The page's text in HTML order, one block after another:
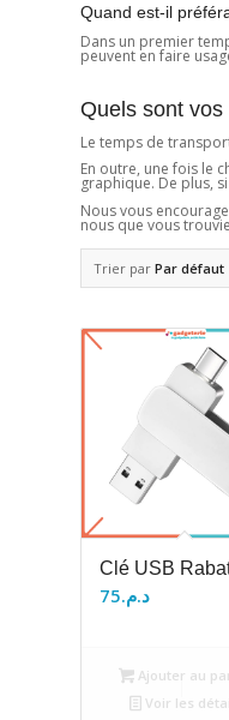
Quand est-il
Dans un premier
peuvent en faire
Quels sont
Le temps de
En outre, une fois le
graphique. De plus,
Nous vous
nous que vous
Trier par Par défaut
Clé USB
د.م.75
Ajouter au
Voir les